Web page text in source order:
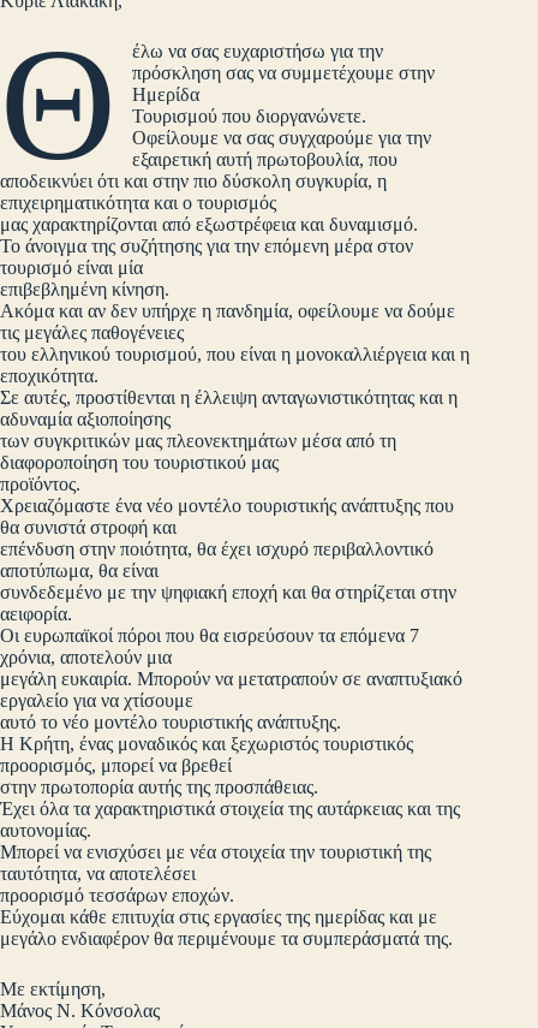
Θ
έλω να σας ευχαριστήσω για την
πρόσκληση σας να συμμετέχουμε στην
Ημερίδα
Τουρισμού που διοργανώνετε.
Οφείλουμε να σας συγχαρούμε για την
εξαιρετική αυτή πρωτοβουλία, που
αποδεικνύει ότι και στην πιο δύσκολη συγκυρία, η
επιχειρηματικότητα και ο τουρισμός
μας χαρακτηρίζονται από εξωστρέφεια και δυναμισμό.
Το άνοιγμα της συζήτησης για την επόμενη μέρα στον
τουρισμό είναι μία
επιβεβλημένη κίνηση.
Ακόμα και αν δεν υπήρχε η πανδημία, οφείλουμε να δούμε
τις μεγάλες παθογένειες
του ελληνικού τουρισμού, που είναι η μονοκαλλιέργεια και η
εποχικότητα.
Σε αυτές, προστίθενται η έλλειψη ανταγωνιστικότητας και η
αδυναμία αξιοποίησης
των συγκριτικών μας πλεονεκτημάτων μέσα από τη
διαφοροποίηση του τουριστικού μας
προϊόντος.
Χρειαζόμαστε ένα νέο μοντέλο τουριστικής ανάπτυξης που
θα συνιστά στροφή και
επένδυση στην ποιότητα, θα έχει ισχυρό περιβαλλοντικό
αποτύπωμα, θα είναι
συνδεδεμένο με την ψηφιακή εποχή και θα στηρίζεται στην
αειφορία.
Οι ευρωπαϊκοί πόροι που θα εισρεύσουν τα επόμενα 7
χρόνια, αποτελούν μια
μεγάλη ευκαιρία. Μπορούν να μετατραπούν σε αναπτυξιακό
εργαλείο για να χτίσουμε
αυτό το νέο μοντέλο τουριστικής ανάπτυξης.
Η Κρήτη, ένας μοναδικός και ξεχωριστός τουριστικός
προορισμός, μπορεί να βρεθεί
στην πρωτοπορία αυτής της προσπάθειας.
Έχει όλα τα χαρακτηριστικά στοιχεία της αυτάρκειας και της
αυτονομίας.
Μπορεί να ενισχύσει με νέα στοιχεία την τουριστική της
ταυτότητα, να αποτελέσει
προορισμό τεσσάρων εποχών.
Εύχομαι κάθε επιτυχία στις εργασίες της ημερίδας και με
μεγάλο ενδιαφέρον θα περιμένουμε τα συμπεράσματά της.
Με εκτίμηση,
Μάνος Ν. Κόνσολας